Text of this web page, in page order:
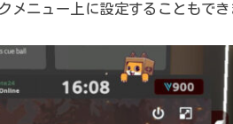
ニュー上に設定することもでき